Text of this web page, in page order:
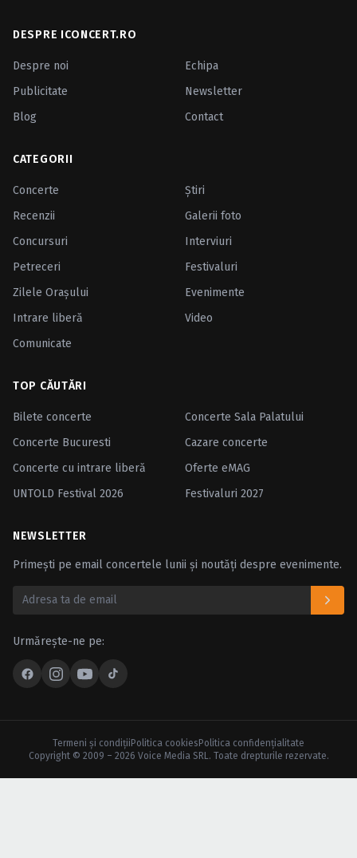
DESPRE ICONCERT.RO
Despre noi
Echipa
Publicitate
Newsletter
Blog
Contact
CATEGORII
Concerte
Ştiri
Recenzii
Galerii foto
Concursuri
Interviuri
Petreceri
Festivaluri
Zilele Oraşului
Evenimente
Intrare liberă
Video
Comunicate
TOP CĂUTĂRI
Bilete concerte
Concerte Sala Palatului
Concerte Bucuresti
Cazare concerte
Concerte cu intrare liberă
Oferte eMAG
UNTOLD Festival 2026
Festivaluri 2027
NEWSLETTER
Primești pe email concertele lunii și noutăți despre evenimente.
Urmărește-ne pe:
Termeni şi condiţii Politica cookies Politica confidenţialitate
Copyright © 2009 – 2026 Voice Media SRL. Toate drepturile rezervate.